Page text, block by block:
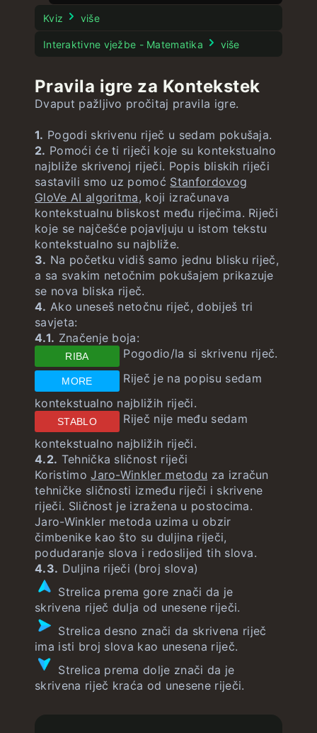
Dječek
Fleka
Slovek neograničeno
Slagalica 8
Slagalica 15 neograničeno
Brojček neograničeno
Jednadžbek
Matematek
Geografek
Veća država neograničeno
SADek Zastave neograničeno
Godinek
Gradek neograničeno
Pasek
Filmek
Kviz više
Interaktivne vježbe - Matematika više
Pravila igre za Kontekstek
Dvaput pažljivo pročitaj pravila igre.
1. Pogodi skrivenu riječ u sedam pokušaja.
2. Pomoći će ti riječi koje su kontekstualno
najbliže skrivenoj riječi. Popis bliskih riječi
sastavili smo uz pomoć Stanfordovog
GloVe AI algoritma, koji izračunava
kontekstualnu bliskost među riječima. Riječi
koje se najčešće pojavljuju u istom tekstu
kontekstualno su najbliže.
3. Na početku vidiš samo jednu blisku riječ,
a sa svakim netočnim pokušajem prikazuje
se nova bliska riječ.
4. Ako uneseš netočnu riječ, dobiješ tri
savjeta:
4.1. Značenje boja:
RIBA Pogodio/la si skrivenu riječ.
MORE
Riječ je na popisu sedam
kontekstualno najbližih riječi.
STABLO
Riječ nije među sedam
kontekstualno najbližih riječi.
4.2. Tehnička sličnost riječi
KoristimoJaro-Winkler metodu za izračun
tehničke sličnosti između riječi i skrivene
riječi. Sličnost je izražena u postocima.
Jaro-Winkler metoda uzima u obzir
čimbenike kao što su duljina riječi,
podudaranje slova i redoslijed tih slova.
4.3. Duljina riječi (broj slova)
Strelica prema gore znači da je
skrivena riječ dulja od unesene riječi.
Strelica desno znači da skrivena riječ
ima isti broj slova kao unesena riječ.
Strelica prema dolje znači da je
skrivena riječ kraća od unesene riječi.